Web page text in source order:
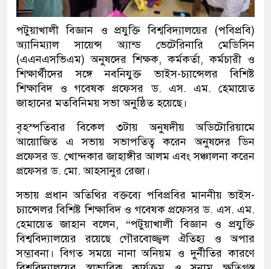
পটুয়াখালী বিজ্ঞান ও প্রযুক্তি বিশ্ববিদ্যালয়ের (পবিপ্রবি)
অ্যানিম্যাল সায়েন্স অ্যান্ড ভেটেরিনারি মেডিসিন
(এএনএসভিএম) অনুষদের শিক্ষক, কর্মকর্তা, কর্মচারী ও
শিক্ষার্থীদের সঙ্গে নবনিযুক্ত ভাইস-চ্যান্সেলর বিশিষ্ট
শিক্ষাবিদ ও গবেষক প্রফেসর ড. এস. এম. হেমায়েত
জাহানের মতবিনিময় সভা অনুষ্ঠিত হয়েছে।
বৃহস্পতিবার বিকেল ৩টায় অনুষদীয় অডিটোরিয়ামে
আয়োজিত এ সভায় সভাপতিত্ব করেন অনুষদের ডিন
প্রফেসর ড. খোন্দকার জাহাঙ্গীর আলম এবং সঞ্চালনা করেন
প্রফেসর ড. মো. আহসানুর রেজা।
সভায় প্রধান অতিথির বক্তব্যে পবিপ্রবির মাননীয় ভাইস-
চ্যান্সেলর বিশিষ্ট শিক্ষাবিদ ও গবেষক প্রফেসর ড. এস. এম.
হেমায়েত জাহান বলেন, “পটুয়াখালী বিজ্ঞান ও প্রযুক্তি
বিশ্ববিদ্যালয়ের রয়েছে গৌরবোজ্জ্বল ঐতিহ্য ও অপার
সম্ভাবনা। বিগত সময়ে নানা অনিয়ম ও দুর্নীতির কারণে